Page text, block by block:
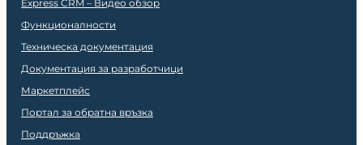
Express CRM – Видео обзор
Функционалности
Техническа документация
Документация за разработчици
Маркетплейс
Портал за обратна връзка
Поддръжка